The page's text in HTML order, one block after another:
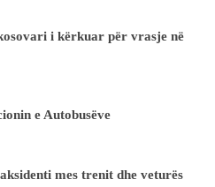
i kërkuar për vrasje në
e Autobusëve
mes trenit dhe veturës